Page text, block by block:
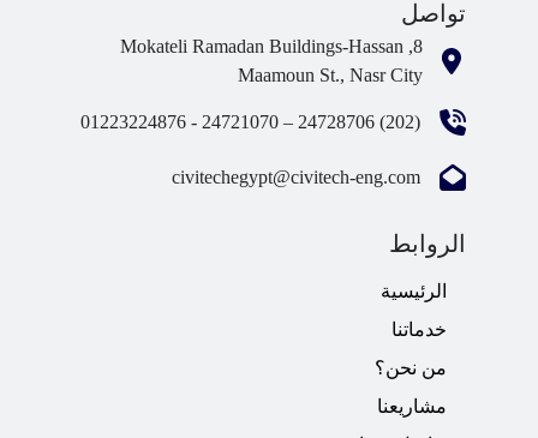
تواصل
8, Mokateli Ramadan Buildings-Hassan
Maamoun St., Nasr City
(202) 24728706 – 24721070 - 01223224876
civitechegypt@civitech-eng.com
الروابط
الرئيسية
خدماتنا
من نحن؟
مشاريعنا